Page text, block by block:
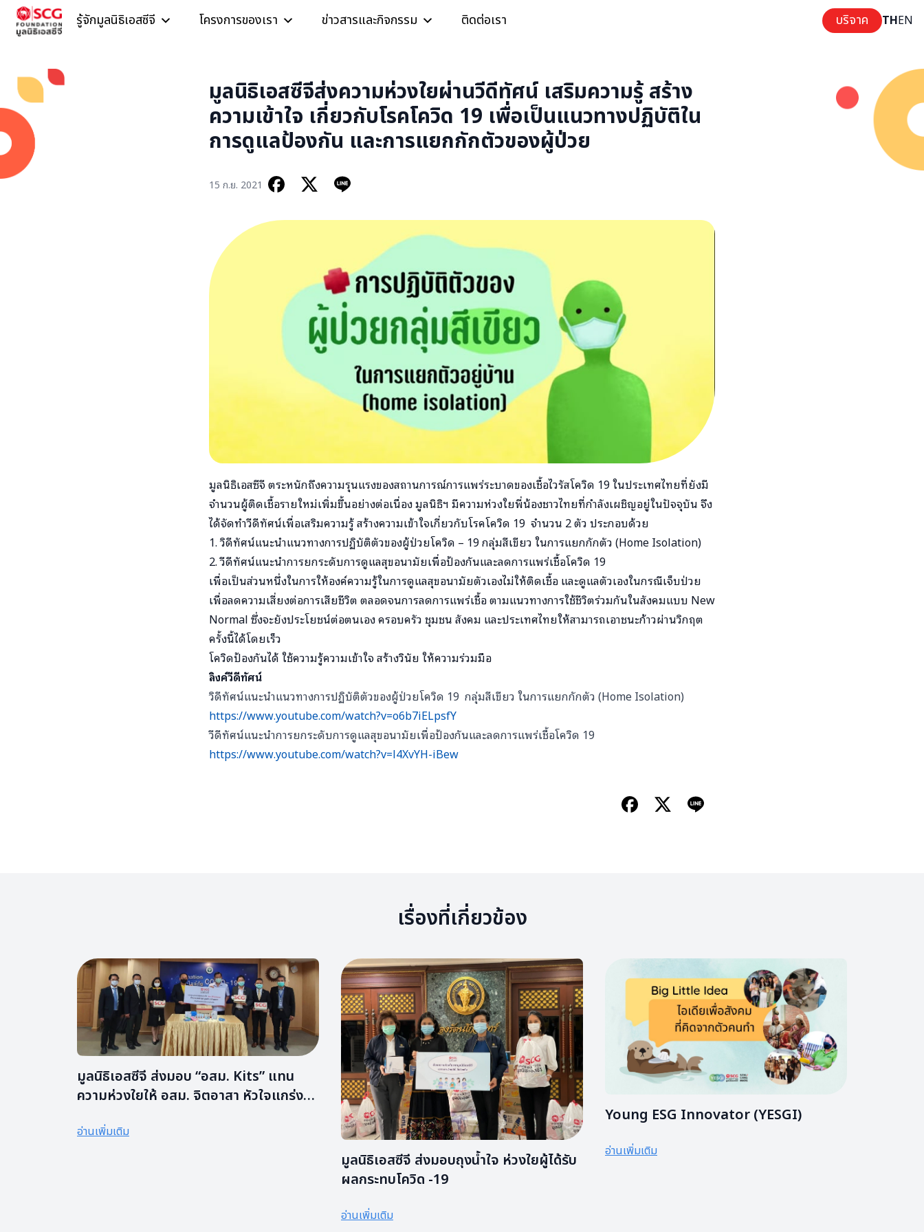
Skip to content
รู้จักมูลนิธิเอสซีจี โครงการของเรา ข่าวสารและกิจกรรม ติดต่อเรา บริจาค THEN
มูลนิธิเอสซีจีส่งความห่วงใยผ่านวีดีทัศน์ เสริมความรู้ สร้าง
ความเข้าใจ เกี่ยวกับโรคโควิด 19 เพื่อเป็นแนวทางปฏิบัติใน
การดูแลป้องกัน และการแยกกักตัวของผู้ป่วย
15 ก.ย. 2021
มูลนิธิเอสซีจี ตระหนักถึงความรุนแรงของสถานการณ์การแพร่ระบาดของเชื้อไวรัสโควิด 19 ในประเทศไทยที่ยังมี
จำนวนผู้ติดเชื้อรายใหม่เพิ่มขึ้นอย่างต่อเนื่อง มูลนิธิฯ มีความห่วงใยพี่น้องชาวไทยที่กำลังเผชิญอยู่ในปัจจุบัน จึง
ได้จัดทำวีดีทัศน์เพื่อเสริมความรู้ สร้างความเข้าใจเกี่ยวกับโรคโควิด 19 จำนวน 2 ตัว ประกอบด้วย
1. วิดีทัศน์แนะนำแนวทางการปฏิบัติตัวของผู้ป่วยโควิด – 19 กลุ่มสีเขียว ในการแยกกักตัว (Home Isolation)
2. วีดีทัศน์แนะนำการยกระดับการดูแลสุขอนามัยเพื่อป้องกันและลดการแพร่เชื้อโควิด 19
เพื่อเป็นส่วนหนึ่งในการให้องค์ความรู้ในการดูแลสุขอนามัยตัวเองไม่ให้ติดเชื้อ และดูแลตัวเองในกรณีเจ็บป่วย
เพื่อลดความเสี่ยงต่อการเสียชีวิต ตลอดจนการลดการแพร่เชื้อ ตามแนวทางการใช้ชีวิตร่วมกันในสังคมแบบ New
Normal ซึ่งจะยังประโยชน์ต่อตนเอง ครอบครัว ชุมชน สังคม และประเทศไทยให้สามารถเอาชนะก้าวผ่านวิกฤต
ครั้งนี้ได้โดยเร็ว
โควิดป้องกันได้ ใช้ความรู้ความเข้าใจ สร้างวินัย ให้ความร่วมมือ
ลิงค์วีดีทัศน์
วิดีทัศน์แนะนำแนวทางการปฏิบัติตัวของผู้ป่วยโควิด 19 กลุ่มสีเขียว ในการแยกกักตัว (Home Isolation)
https://www.youtube.com/watch?v=o6b7iELpsfY
วีดีทัศน์แนะนำการยกระดับการดูแลสุขอนามัยเพื่อป้องกันและลดการแพร่เชื้อโควิด 19
https://www.youtube.com/watch?v=l4XvYH-iBew
เรื่องที่เกี่ยวข้อง
มูลนิธิ​เอส​ซี​จี ​ส่งมอบ “อสม. Kits” แทน
ความห่วงใย​ให้ อสม. จิต​อาสา​ หัวใจ​แกร่ง​
อ่านเพิ่มเติม
มูลนิธิเอสซีจี ส่งมอบถุงน้ำใจ ห่วงใยผู้ได้รับ
ผลกระทบโควิด -19
อ่านเพิ่มเติม
Young ESG Innovator (YESGI)
อ่านเพิ่มเติม